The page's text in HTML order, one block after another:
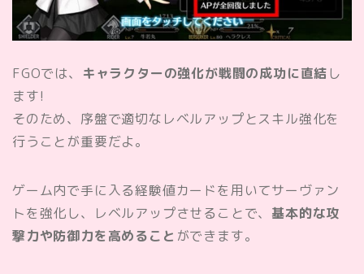
FGOでは、 キャラクターの強化が戦闘の成功に直結し
ます!
そのため、序盤で適切なレベルアップとスキル強化を
行うことが重要だよ。
ゲーム内で手に入る経験値カードを用いてサーヴァン
トを強化し、レベルアップさせることで、 基本的な攻
撃力や防御力を高めること ができます。